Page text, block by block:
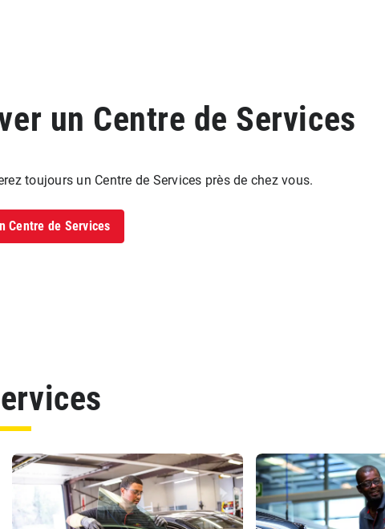
un Centre de Services
toujours un Centre de Services près de chez vous.
Centre de Services